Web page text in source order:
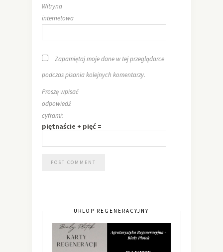
Witryna
internetowa
Zapamiętaj moje dane w tej przeglądarce
podczas pisania kolejnych komentarzy.
Proszę wpisać
odpowiedź
cyframi:
piętnaście + pięć =
URLOP REGENERACYJNY